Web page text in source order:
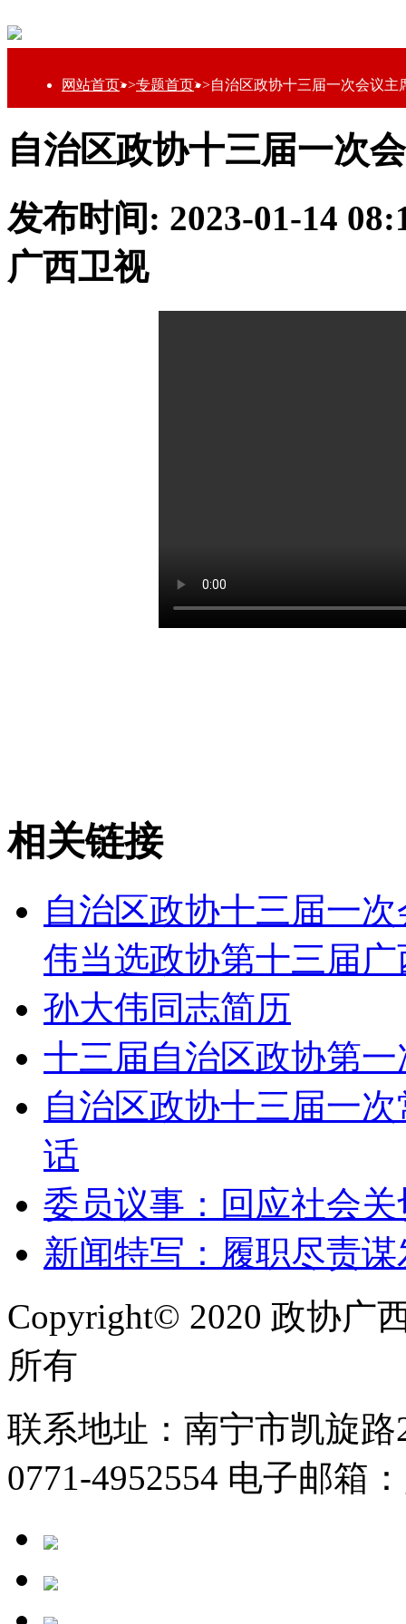
网站首页>>专题首页>>自治区政协十三届一次会议主
自治区政协十三届一次
发布时间: 2023-01-14
广西卫视
相关链接
自治区政协十三届一
伟当选政协第十三届
孙大伟同志简历
十三届自治区政协第
自治区政协十三届一
话
委员议事：回应社会
新闻特写：履职尽责
Copyright© 2020 政协广
所有
联系地址：南宁市凯旋
0771-4952554 电子邮箱